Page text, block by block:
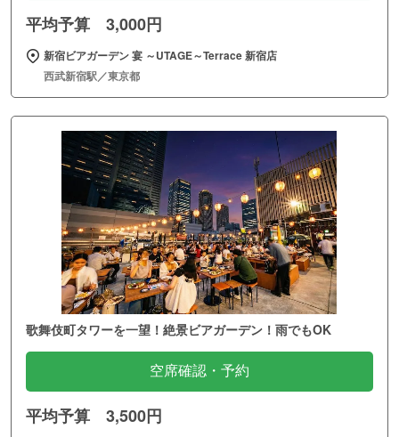
平均予算 3,000円
新宿ビアガーデン 宴 ～UTAGE～Terrace 新宿店
西武新宿駅／東京都
歌舞伎町タワーを一望！絶景ビアガーデン！雨でもOK
空席確認・予約
平均予算 3,500円